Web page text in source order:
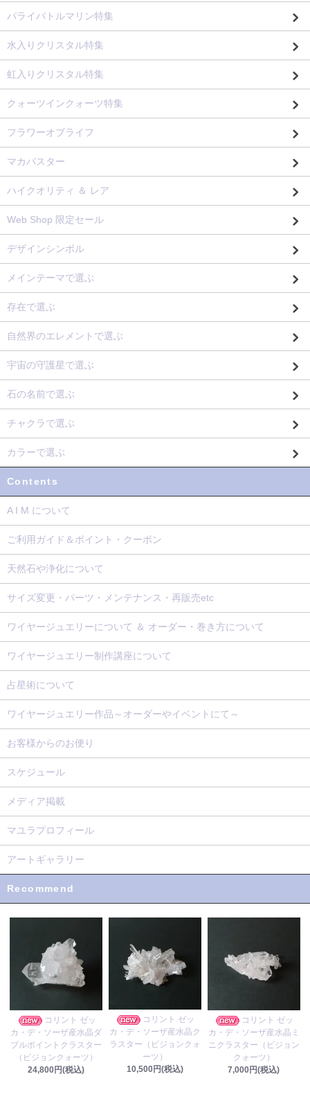
パライバトルマリン特集
水入りクリスタル特集
虹入りクリスタル特集
クォーツインクォーツ特集
フラワーオブライフ
マカバスター
ハイクオリティ ＆ レア
Web Shop 限定セール
デザインシンボル
メインテーマで選ぶ
存在で選ぶ
自然界のエレメントで選ぶ
宇宙の守護星で選ぶ
石の名前で選ぶ
チャクラで選ぶ
カラーで選ぶ
Contents
A I M について
ご利用ガイド＆ポイント・クーポン
天然石や浄化について
サイズ変更・パーツ・メンテナンス・再販売etc
ワイヤージュエリーについて ＆ オーダー・巻き方について
ワイヤージュエリー制作講座について
占星術について
ワイヤージュエリー作品～オーダーやイベントにて～
お客様からのお便り
スケジュール
メディア掲載
マユラプロフィール
アートギャラリー
Recommend
コリント ゼッ
カ・デ・ソーザ産水晶ダ
ブルポイントクラスター
（ビジョンクォーツ）
24,800円(税込)
コリント ゼッ
カ・デ・ソーザ産水晶ク
ラスター（ビジョンクォ
ーツ）
10,500円(税込)
コリント ゼッ
カ・デ・ソーザ産水晶ミ
ニクラスター（ビジョン
クォーツ）
7,000円(税込)